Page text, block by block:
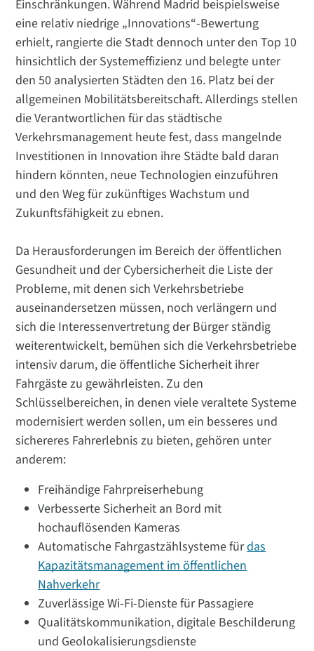
Einschränkungen. Während Madrid beispielsweise
eine relativ niedrige „Innovations“-Bewertung
erhielt, rangierte die Stadt dennoch unter den Top 10
hinsichtlich der Systemeffizienz und belegte unter
den 50 analysierten Städten den 16. Platz bei der
allgemeinen Mobilitätsbereitschaft. Allerdings stellen
die Verantwortlichen für das städtische
Verkehrsmanagement heute fest, dass mangelnde
Investitionen in Innovation ihre Städte bald daran
hindern könnten, neue Technologien einzuführen
und den Weg für zukünftiges Wachstum und
Zukunftsfähigkeit zu ebnen.
Da Herausforderungen im Bereich der öffentlichen
Gesundheit und der Cybersicherheit die Liste der
Probleme, mit denen sich Verkehrsbetriebe
auseinandersetzen müssen, noch verlängern und
sich die Interessenvertretung der Bürger ständig
weiterentwickelt, bemühen sich die Verkehrsbetriebe
intensiv darum, die öffentliche Sicherheit ihrer
Fahrgäste zu gewährleisten. Zu den
Schlüsselbereichen, in denen viele veraltete Systeme
modernisiert werden sollen, um ein besseres und
sichereres Fahrerlebnis zu bieten, gehören unter
anderem:
Freihändige Fahrpreiserhebung
Verbesserte Sicherheit an Bord mit
hochauflösenden Kameras
Automatische Fahrgastzählsysteme fürdas
Kapazitätsmanagement im öffentlichen
Nahverkehr
Zuverlässige Wi-Fi-Dienste für Passagiere
Qualitätskommunikation, digitale Beschilderung
und Geolokalisierungsdienste